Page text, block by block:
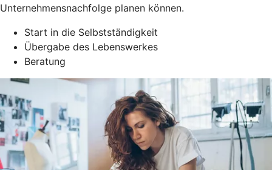
Unternehmensnachfolge planen können.
Start in die Selbstständigkeit
Übergabe des Lebenswerkes
Beratung